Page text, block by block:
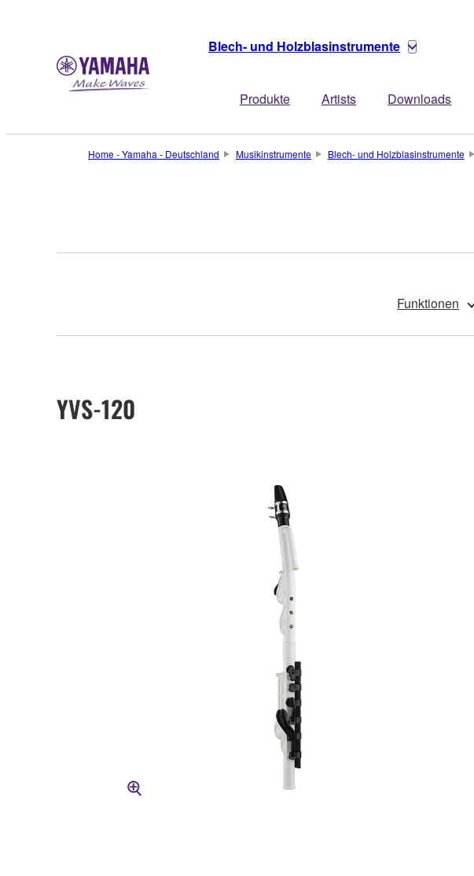
Blech- und Holzblasinstrumente
Produkte Artists Downloads
Home - Yamaha - Deutschland Musikinstrumente Blech- und Holzblasinstrumente
Funktionen
YVS-120